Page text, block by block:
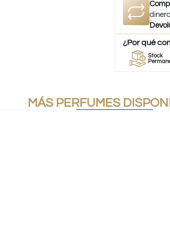
dinero.
¿Por qué
Stock
Permanente
MÁS PERFUMES